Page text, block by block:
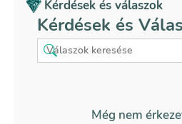
Kérdések és válaszok
Kérdések és
Még nem